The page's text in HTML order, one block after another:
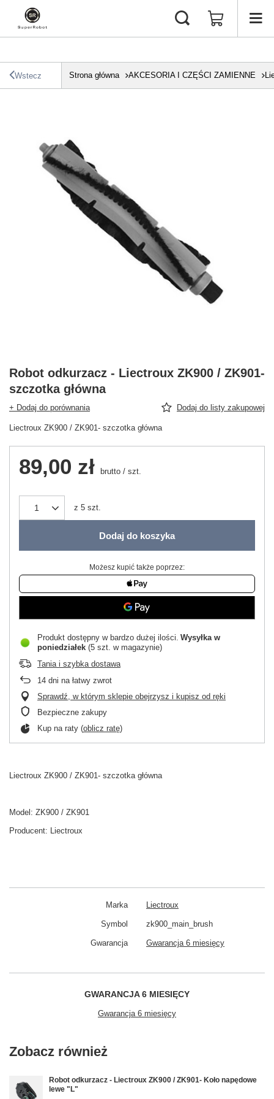
Wstecz Strona główna AKCESORIA I CZĘŚCI ZAMIENNE
Robot odkurzacz - Liectroux ZK900 / ZK901-
szczotka główna
+ Dodaj do porównania Dodaj do listy zakupowej
Liectroux ZK900 / ZK901- szczotka główna
89,00 zł brutto / szt.
z 5 szt.
Dodaj do koszyka
Możesz kupić także poprzez:
Produkt dostępny w bardzo dużej ilości Wysyłka w
poniedziałek (5 szt. w magazynie)
Tania i szybka dostawa
14 dni na łatwy zwrot
Sprawdź, w którym sklepie obejrzysz i kupisz od ręki
Bezpieczne zakupy
Kup na raty (oblicz ratę)
Liectroux ZK900 / ZK901- szczotka główna
Model: ZK900 / ZK901
Producent: Liectroux
Marka Liectroux
Symbol zk900_main_brush
Gwarancja Gwarancja 6 miesięcy
GWARANCJA 6 MIESIĘCY
Gwarancja 6 miesięcy
Zobacz również
Robot odkurzacz - Liectroux ZK900 / ZK901- Koło napędowe
lewe "L"